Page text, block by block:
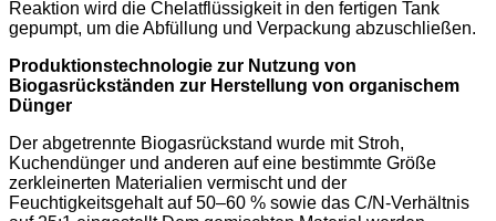
Reaktion wird die Chelatflüssigkeit in den fertigen Tank
gepumpt, um die Abfüllung und Verpackung abzuschließen.
Produktionstechnologie zur Nutzung von
Biogasrückständen zur Herstellung von organischem
Dünger
Der abgetrennte Biogasrückstand wurde mit Stroh,
Kuchendünger und anderen auf eine bestimmte Größe
zerkleinerten Materialien vermischt und der
Feuchtigkeitsgehalt auf 50–60 % sowie das C/N-Verhältnis